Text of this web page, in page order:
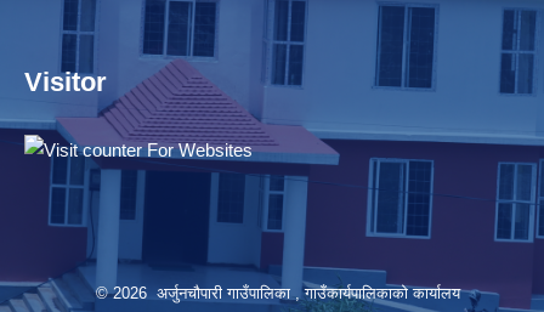
Visitor
© 2026 अर्जुनचौपारी गाउँपालिका , गाउँकार्यपालिकाको कार्यालय